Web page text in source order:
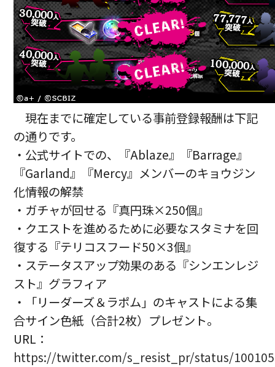
現在までに確定している事前登録報酬は下記
の通りです。
・公式サイトでの、『Ablaze』『Barrage』
『Garland』『Mercy』メンバーのキョウジン
化情報の解禁
・ガチャが回せる『真円珠×250個』
・クエストを進めるために必要なスタミナを回
復する『テリコスフード50×3個』
・ステータスアップ効果のある『シンエンレジ
スト』グラフィア
・「リーダーズ＆ラポム」のキャストによる集
合サイン色紙（合計2枚）プレゼント。
URL：
https://twitter.com/s_resist_pr/status/